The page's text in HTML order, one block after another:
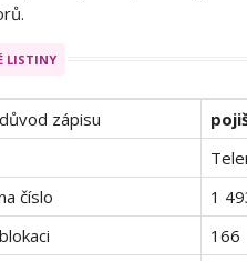
LISTINY
zápisu
číslo
1
166